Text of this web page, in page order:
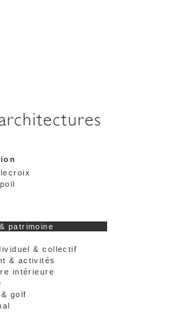
patrimoine
& collectif
& activités
intérieure
golf